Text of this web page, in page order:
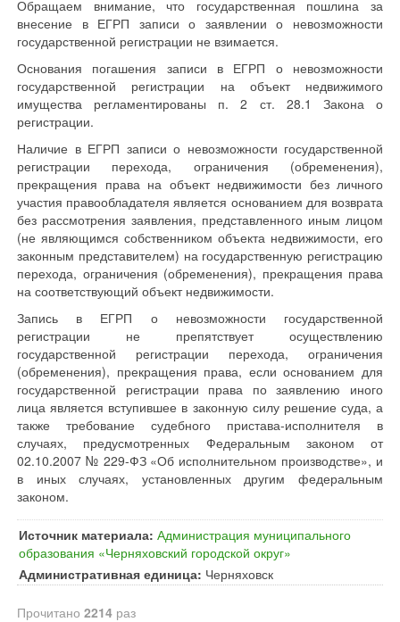
Обращаем внимание, что государственная пошлина за
внесение в ЕГРП записи о заявлении о невозможности
государственной регистрации не взимается.
Основания погашения записи в ЕГРП о невозможности
государственной регистрации на объект недвижимого
имущества регламентированы п. 2 ст. 28.1 Закона о
регистрации.
Наличие в ЕГРП записи о невозможности государственной
регистрации перехода, ограничения (обременения),
прекращения права на объект недвижимости без личного
участия правообладателя является основанием для возврата
без рассмотрения заявления, представленного иным лицом
(не являющимся собственником объекта недвижимости, его
законным представителем) на государственную регистрацию
перехода, ограничения (обременения), прекращения права
на соответствующий объект недвижимости.
Запись в ЕГРП о невозможности государственной
регистрации не препятствует осуществлению
государственной регистрации перехода, ограничения
(обременения), прекращения права, если основанием для
государственной регистрации права по заявлению иного
лица является вступившее в законную силу решение суда, а
также требование судебного пристава-исполнителя в
случаях, предусмотренных Федеральным законом от
02.10.2007 № 229-ФЗ «Об исполнительном производстве», и
в иных случаях, установленных другим федеральным
законом.
Источник материала: Администрация муниципального
образования «Черняховский городской округ»
Административная единица: Черняховск
Прочитано 2214 раз